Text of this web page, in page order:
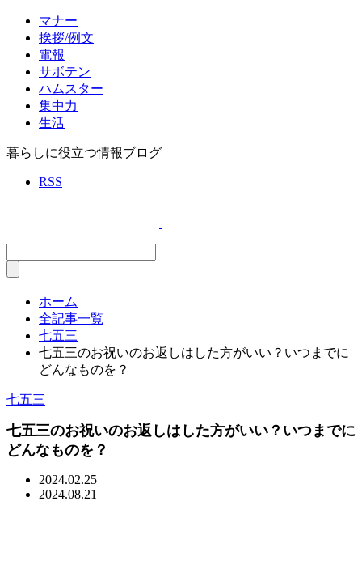
マナー
挨拶/例文
電報
サボテン
ハムスター
集中力
生活
暮らしに役立つ情報ブログ
RSS
ホーム
全記事一覧
七五三
七五三のお祝いのお返しはした方がいい？いつまでに
どんなものを？
七五三
七五三のお祝いのお返しはした方がいい？いつまでに
どんなものを？
2024.02.25
2024.08.21